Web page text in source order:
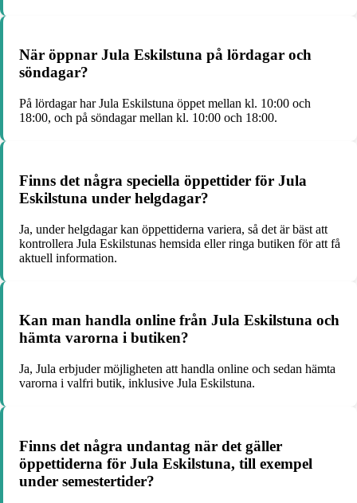
När öppnar Jula Eskilstuna på lördagar och
söndagar?
På lördagar har Jula Eskilstuna öppet mellan kl. 10:00 och
18:00, och på söndagar mellan kl. 10:00 och 18:00.
Finns det några speciella öppettider för Jula
Eskilstuna under helgdagar?
Ja, under helgdagar kan öppettiderna variera, så det är bäst att
kontrollera Jula Eskilstunas hemsida eller ringa butiken för att få
aktuell information.
Kan man handla online från Jula Eskilstuna och
hämta varorna i butiken?
Ja, Jula erbjuder möjligheten att handla online och sedan hämta
varorna i valfri butik, inklusive Jula Eskilstuna.
Finns det några undantag när det gäller
öppettiderna för Jula Eskilstuna, till exempel
under semestertider?